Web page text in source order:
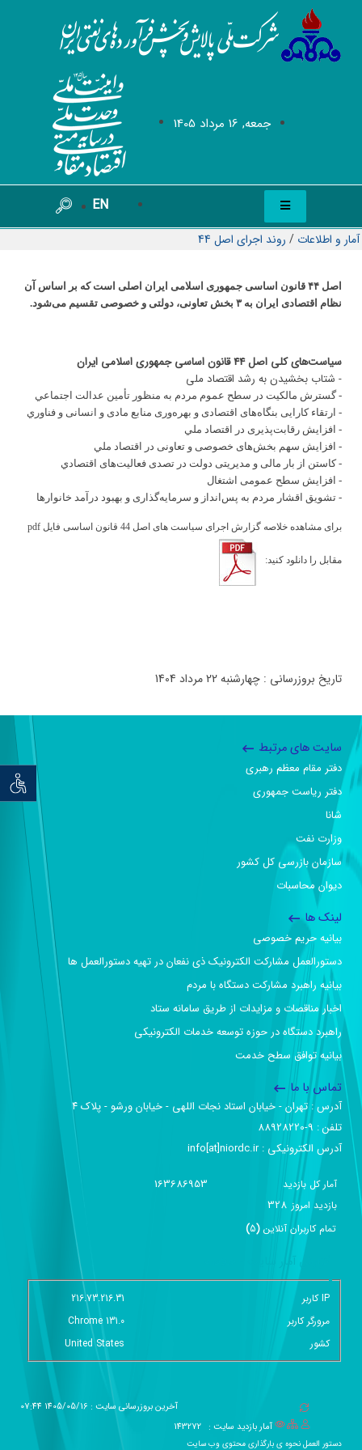
جمعه, 16 مرداد 1405
EN
توان
آمار و اطلاعات / روند اجرای اصل 44
اصل ۴۴ قانون اساسی جمهوری اسلامی ایران اصلی است که بر اساس آن
نظام اقتصادی ایران به ۳ بخش تعاونی، دولتی و خصوصی تقسیم می‌شود.
سیاست‌های کلی اصل 44 قانون اساسی جمهوری اسلامی ایران
- شتاب بخشیدن به رشد اقتصاد ملی
- گسترش مالکیت در سطح عموم مردم به منظور تأمین عدالت اجتماعي
- ارتقاء کارایی بنگاه‌های اقتصادی و بهره‌وری منابع مادی و انسانی و فناوري
- افزایش رقابت‌پذیری در اقتصاد ملي
- افزایش سهم بخش‌های خصوصی و تعاونی در اقتصاد ملي
- کاستن از بار مالی و مدیریتی دولت در تصدی فعالیت‌های اقتصادي
- افزایش سطح عمومی اشتغال
- تشویق اقشار مردم به پس‌انداز و سرمایه‌گذاری و بهبود درآمد خانوارها
برای مشاهده خلاصه گزارش اجرای سیاست های اصل 44 قانون اساسی فایل pdf
مقابل را دانلود کنید:
تاریخ بروزرسانی : چهارشنبه 22 مرداد 1404
سایت های مرتبط
دفتر مقام معظم رهبری
دفتر ریاست جمهوری
شانا
وزارت نفت
سازمان بازرسی کل کشور
دیوان محاسبات
لینک ها
بیانیه حریم خصوصی
دستورالعمل مشارکت الکترونیک ذی نفعان در تهیه دستورالعمل ها
بیانیه راهبرد مشارکت دستگاه با مردم
اخبار مناقصات و مزایدات از طریق سامانه ستاد
راهبرد دستگاه در حوزه توسعه خدمات الکترونیکی
بیانیه توافق سطح خدمت
تماس با ما
آدرس :‌ تهران - خیابان استاد نجات اللهی - خیابان ورشو - پلاک ۴
تلفن :‌ 9-88928220
آدرس الکترونیکی :‌ info[at]niordc.ir
آمار کل بازدید 163686953
بازديد امروز 328
تمام کاربران آنلاين (
5
)
IP کاربر
216.73.216.31
مرورگر کاربر
Chrome 131.0
کشور
United States
آخرین بروزرسانی سایت : 1405/05/16 07:44
آمار بازدید سایت : 143272
دستور العمل نحوه ی بارگذاری محتوی وب سایت